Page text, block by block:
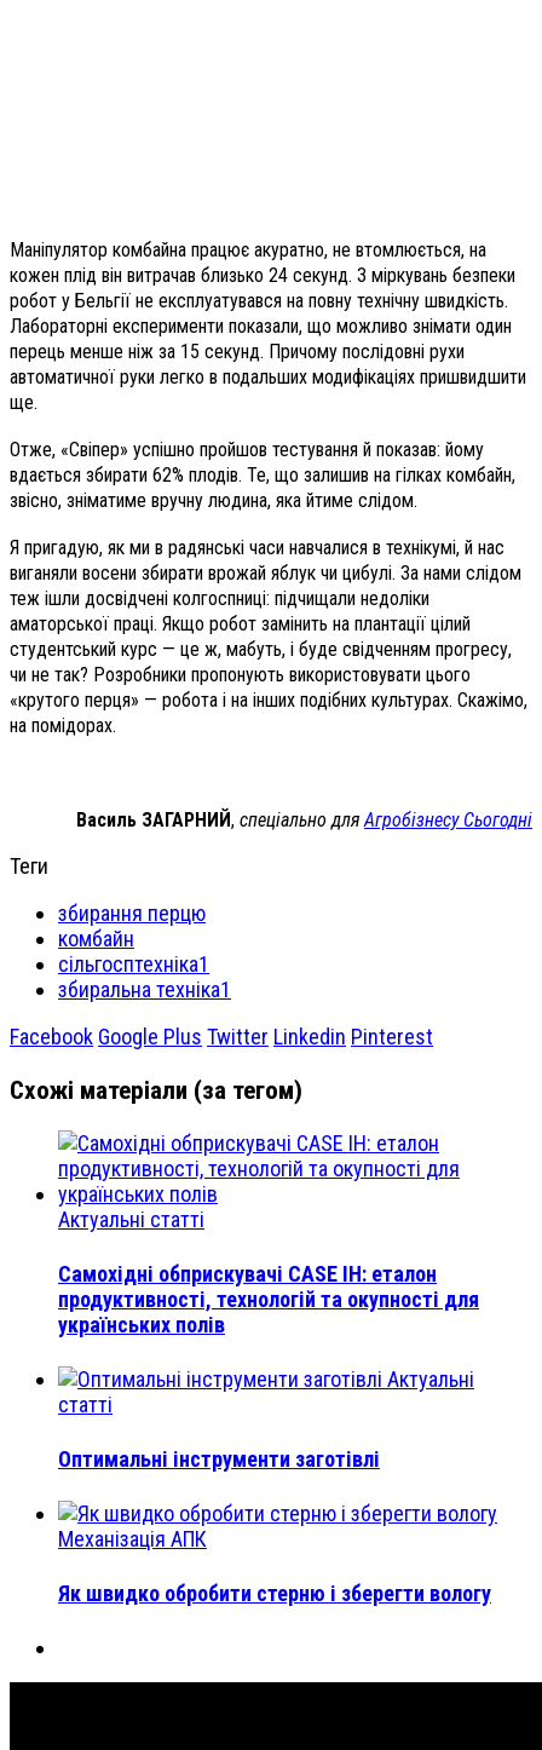
Маніпулятор комбайна працює акуратно, не втомлюється, на
кожен плід він витрачав близько 24 секунд. З міркувань безпеки
робот у Бельгії не експлуатувався на повну технічну швидкість.
Лабораторні експерименти показали, що можливо знімати один
перець менше ніж за 15 секунд. Причому послідовні рухи
автоматичної руки легко в подальших модифікаціях пришвидшити
ще.
Отже, «Свіпер» успішно пройшов тестування й показав: йому
вдається збирати 62% плодів. Те, що залишив на гілках комбайн,
звісно, зніматиме вручну людина, яка йтиме слідом.
Я пригадую, як ми в радянські часи навчалися в технікумі, й нас
виганяли восени збирати врожай яблук чи цибулі. За нами слідом
теж ішли досвідчені колгоспниці: підчищали недоліки
аматорської праці. Якщо робот замінить на плантації цілий
студентський курс — це ж, мабуть, і буде свідченням прогресу,
чи не так? Розробники пропонують використовувати цього
«крутого перця» — робота і на інших подібних культурах. Скажімо,
на помідорах.
Василь ЗАГАРНИЙ, спеціально дляАгробізнесу Сьогодні
Теги
збирання перцю
комбайн
сільгосптехніка1
збиральна техніка1
Facebook Google Plus Twitter Linkedin Pinterest
Схожі матеріали (за тегом)
Актуальні статті
Самохідні обприскувачі CASE IH: еталон
продуктивності, технологій та окупності для
українських полів
Актуальні
статті
Оптимальні інструменти заготівлі
Механізація АПК
Як швидко обробити стерню і зберегти вологу